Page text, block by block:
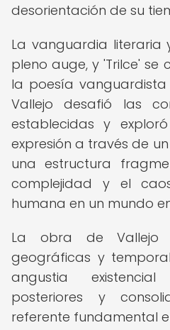
desorientación de su
La vanguardia
pleno auge, y 'Trilce' se
la poesía
Vallejo desafió las
establecidas y
expresión a través de
una estructura
complejidad y el
humana en un mundo
La obra de Vallejo
geográficas y
angustia
posteriores y
referente fundamental